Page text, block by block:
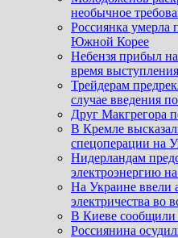
необычное
Россиянка умерла
Южной Корее
Небензя прибыл
время
Трейдерам
случае введения
Друг Макгрегора
В Кремле
спецоперации на
Нидерландам
электроэнергию
На Украине ввели
электричества во
В Киеве сообщили
Россиянина